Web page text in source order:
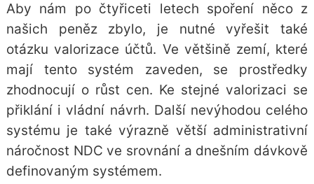
Aby nám po čtyřiceti letech spoření něco z
našich peněz zbylo, je nutné vyřešit také
otázku valorizace účtů. Ve většině zemí, které
mají tento systém zaveden, se prostředky
zhodnocují o růst cen. Ke stejné valorizaci se
přiklání i vládní návrh. Další nevýhodou celého
systému je také výrazně větší administrativní
náročnost NDC ve srovnání a dnešním dávkově
definovaným systémem.